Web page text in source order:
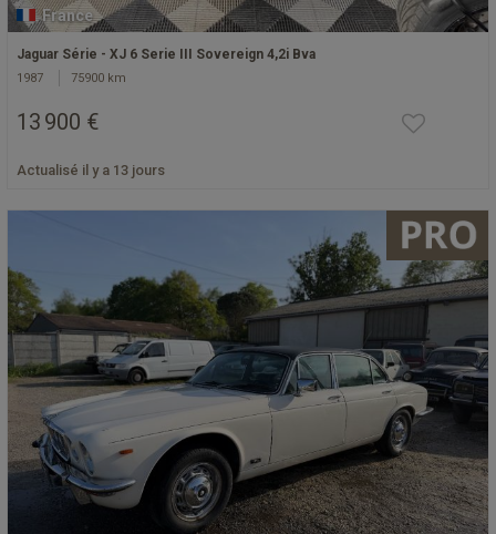
France
Jaguar Série - XJ 6 Serie III Sovereign 4,2i Bva
1987 75900 km
13 900 €
Actualisé il y a 13 jours